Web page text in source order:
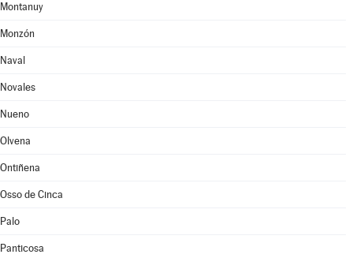
Montanuy
Monzón
Naval
Novales
Nueno
Olvena
Ontiñena
Osso de Cinca
Palo
Panticosa